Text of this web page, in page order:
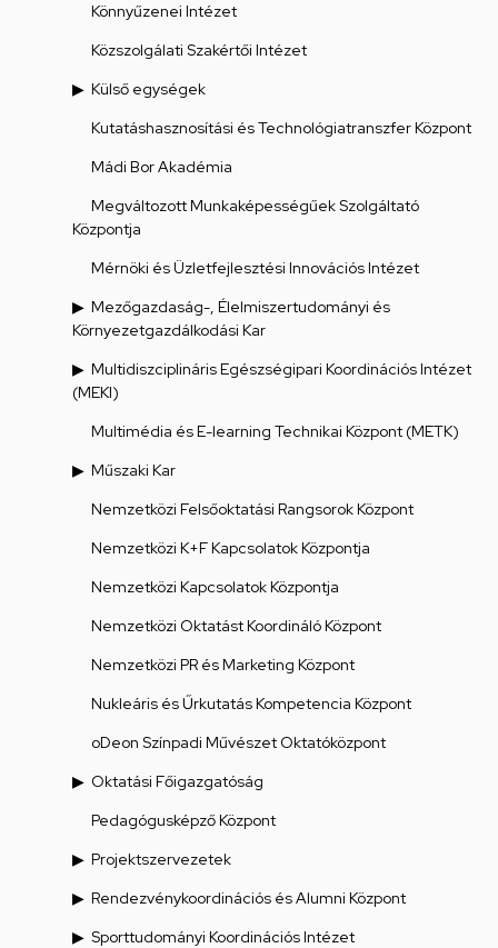
Könnyűzenei Intézet
Közszolgálati Szakértői Intézet
Külső egységek
Kutatáshasznosítási és Technológiatranszfer Központ
Mádi Bor Akadémia
Megváltozott Munkaképességűek Szolgáltató
Központja
Mérnöki és Üzletfejlesztési Innovációs Intézet
Mezőgazdaság-, Élelmiszertudományi és
Környezetgazdálkodási Kar
Multidiszciplináris Egészségipari Koordinációs Intézet
(MEKI)
Multimédia és E-learning Technikai Központ (METK)
Műszaki Kar
Nemzetközi Felsőoktatási Rangsorok Központ
Nemzetközi K+F Kapcsolatok Központja
Nemzetközi Kapcsolatok Központja
Nemzetközi Oktatást Koordináló Központ
Nemzetközi PR és Marketing Központ
Nukleáris és Űrkutatás Kompetencia Központ
oDeon Színpadi Művészet Oktatóközpont
Oktatási Főigazgatóság
Pedagógusképző Központ
Projektszervezetek
Rendezvénykoordinációs és Alumni Központ
Sporttudományi Koordinációs Intézet